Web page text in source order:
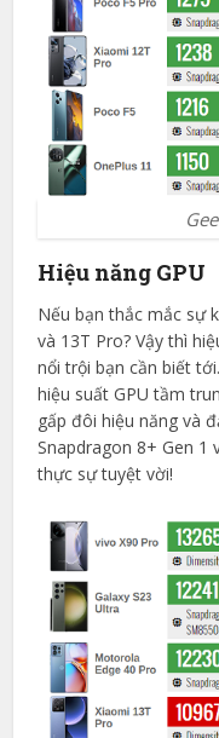
Hiệu năng GPU
Nếu bạn thắc mắc sự
và 13T Pro? Vậy thì
nổi trội bạn cần biết
hiệu suất GPU tầm
gấp đôi hiệu năng và
Snapdragon 8+ Gen 1
thực sự tuyệt vời!